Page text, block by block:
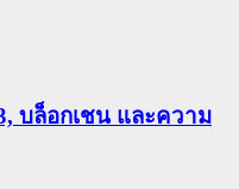
บล็อกเชน และความ